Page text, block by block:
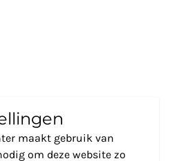
maakt gebruik van
om deze website zo